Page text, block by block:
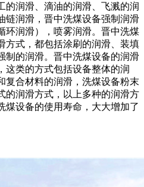
的润滑、滴油的润滑、飞溅的润
链润滑，晋中洗煤设备强制润滑
环润滑），喷雾润滑。晋中洗煤
方式，都包括涂刷的润滑、装填
制的润滑。晋中洗煤设备的润滑
这类的方式包括设备整体的润
复合材料的润滑，洗煤设备粉末
的润滑方式，以上多种的润滑方
煤设备的使用寿命，大大增加了